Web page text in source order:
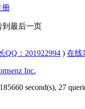
册
到最后一页
QQ：201922994 ) 在线
Inc.
second(s), 27